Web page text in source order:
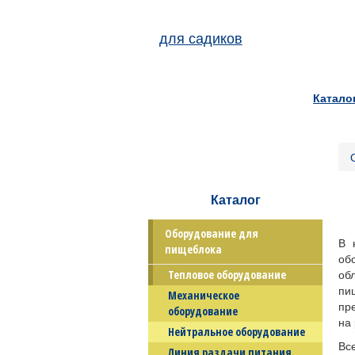
для садиков
Каталог
Оборудование для
пищеблока
Тепловое оборудование
Механическое
оборудование
Нейтральное оборудование
В
на